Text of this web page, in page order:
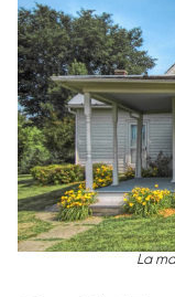
La